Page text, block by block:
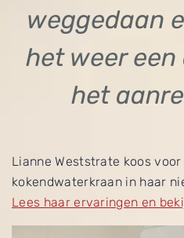
weggedaan
het weer
het
Lianne Weststrate koos voor
kokendwaterkraan in haar
Lees haar ervaringen en